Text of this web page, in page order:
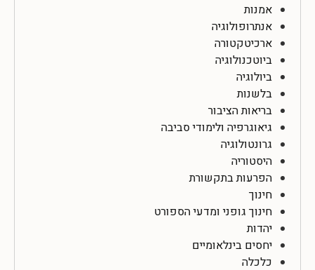
אמנות
אנתרופולוגיה
ארכיטקטורה
ביוטכנולוגיה
ביולוגיה
בלשנות
בריאות הציבור
גיאוגרפיה ולימודי סביבה
גרונטולוגיה
היסטוריה
הפרעות בתקשורת
חינוך
חינוך גופני ומדעי הספורט
יהדות
יחסים בינלאומיים
כלכלה